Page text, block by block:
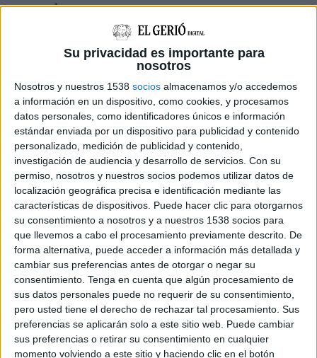
Su privacidad es importante para
nosotros
Nosotros y nuestros 1538 socios almacenamos y/o accedemos
a información en un dispositivo, como cookies, y procesamos
datos personales, como identificadores únicos e información
estándar enviada por un dispositivo para publicidad y contenido
personalizado, medición de publicidad y contenido,
investigación de audiencia y desarrollo de servicios. Con su
permiso, nosotros y nuestros socios podemos utilizar datos de
localización geográfica precisa e identificación mediante las
características de dispositivos. Puede hacer clic para otorgarnos
su consentimiento a nosotros y a nuestros 1538 socios para
que llevemos a cabo el procesamiento previamente descrito. De
forma alternativa, puede acceder a información más detallada y
cambiar sus preferencias antes de otorgar o negar su
consentimiento. Tenga en cuenta que algún procesamiento de
sus datos personales puede no requerir de su consentimiento,
pero usted tiene el derecho de rechazar tal procesamiento. Sus
preferencias se aplicarán solo a este sitio web. Puede cambiar
sus preferencias o retirar su consentimiento en cualquier
momento volviendo a este sitio y haciendo clic en el botón
carrerdepersones sanesper evitar
"l'esgotament social". En aquesta segona fase,
els experts recomanen que grups de població
nens o la gent granno entrin en
contacte entre sí.
Latercera etapaque es preveu és l'obertura de
bars i restauranti l'autorització a la realització
d'esdevenimentsdemenys de 30 persones,
mantenint sempre la distància social. Enquart
llocobririen lesescoles, equipaments culturals i
esportiusper a ús individuali finalment es
permetria ja tot tipus d'activitat massiva.
Torrano s'aventura a donar datessobre com
s'aniran cremant les diferents etapes. "La data
ja arribarà", assegura. Segons el president, no
és "prudent" afegir pressió a l'actual context i,